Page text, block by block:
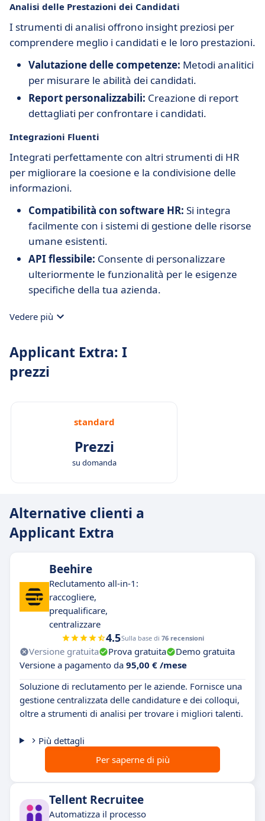
Analisi delle Prestazioni dei Candidati
I strumenti di analisi offrono insight preziosi per
comprendere meglio i candidati e le loro prestazioni.
Valutazione delle competenze: Metodi analitici
per misurare le abilità dei candidati.
Report personalizzabili: Creazione di report
dettagliati per confrontare i candidati.
Integrazioni Fluenti
Integrati perfettamente con altri strumenti di HR
per migliorare la coesione e la condivisione delle
informazioni.
Compatibilità con software HR: Si integra
facilmente con i sistemi di gestione delle risorse
umane esistenti.
API flessibile: Consente di personalizzare
ulteriormente le funzionalità per le esigenze
specifiche della tua azienda.
Vedere più
Applicant Extra: I
prezzi
standard
Prezzi
su domanda
Alternative clienti a
Applicant Extra
Beehire
Reclutamento all-in-1:
raccogliere,
prequalificare,
centralizzare
4.5Sulla base di 76 recensioni
Versione gratuita Prova gratuita
Demo gratuita
Versione a pagamento da 95,00 € /mese
Soluzione di reclutamento per le aziende. Fornisce una
gestione centralizzata delle candidature e dei colloqui,
oltre a strumenti di analisi per trovare i migliori talenti.
Più dettagli
Per saperne di più
Tellent Recruitee
Automatizza il processo